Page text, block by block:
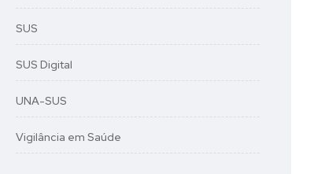
SUS
SUS Digital
UNA-SUS
Vigilância em Saúde